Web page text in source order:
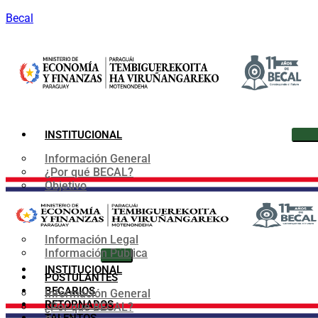
Becal
INSTITUCIONAL
Información General
¿Por qué BECAL?
Objetivo
Convenios
Marco Normativo
Información Legal
Información Pública
POSTULANTES
BECARIOS
RETORNADOS
INSTITUCIONAL
Información General
¿Por qué BECAL?